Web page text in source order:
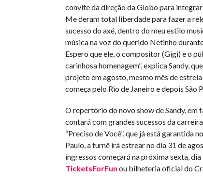
convite da direção da Globo para
Me deram total liberdade para fazer a
sucesso do axé, dentro do meu estilo
música na voz do querido Netinho
Espero que ele, o compositor (Gigi) e o
carinhosa homenagem”, explica Sandy,
projeto em agosto, mesmo mês de estreia
começa pelo Rio de Janeiro e depois São
O repertório do novo show de Sandy, em
contará com grandes sucessos da
“Preciso de Você”, que já está garantida
Paulo, a turnê irá estrear no dia 31 de
ingressos começará na próxima sexta,
TicketsForFun ou bilheteria oficial do